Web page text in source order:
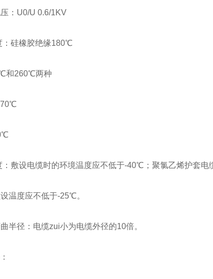
：U0/U 0.6/1KV
硅橡胶绝缘180℃
260℃两种
设电缆时的环境温度应不低于-40℃；聚氯乙烯护套电
度应不低于-25℃。
径：电缆zui小为电缆外径的10倍。